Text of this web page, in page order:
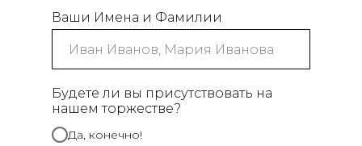
Ваши Имена и Фамилии
Будете ли вы присутствовать на
нашем торжестве?
Да, конечно!